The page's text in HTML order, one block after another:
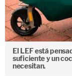
El LEF está
suficiente y un
necesitan.